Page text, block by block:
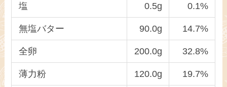
塩 0.5g 0.1%
無塩バター 90.0g 14.7%
全卵 200.0g 32.8%
薄力粉 120.0g 19.7%